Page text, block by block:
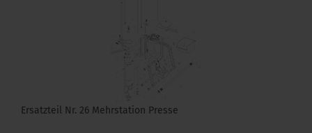
Ersatzteil Nr. 26 Mehrstation Presse